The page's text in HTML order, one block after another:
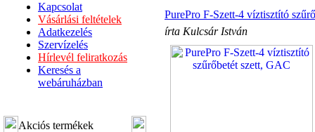
Kapcsolat
Vásárlási feltételek
Adatkezelés
Szervízelés
Hírlevél feliratkozás
Keresés a
webáruházban
Akciós termékek
PurePro F-Szett-4 víztisztító
írta Kulcsár István